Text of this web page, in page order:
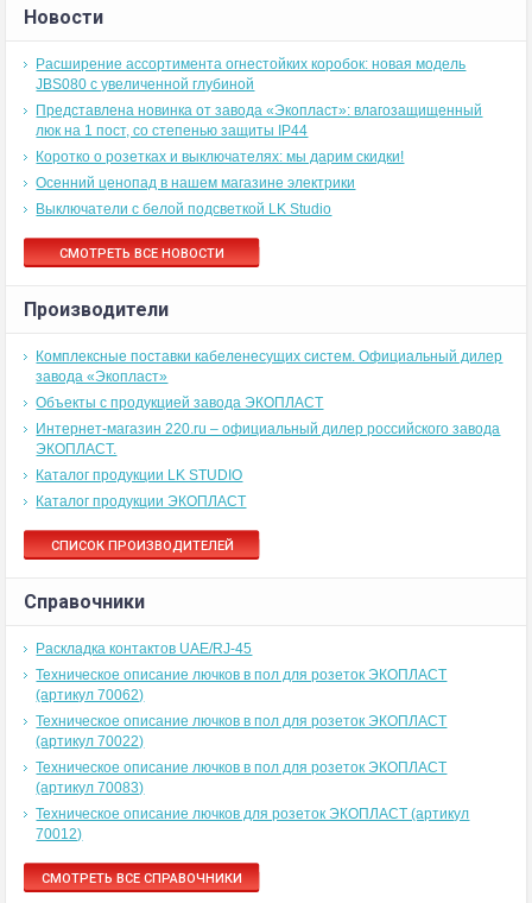
Новости
Расширение ассортимента огнестойких коробок: новая модель
JBS080 с увеличенной глубиной
Представлена новинка от завода «Экопласт»: влагозащищенный
люк на 1 пост, со степенью защиты IP44
Коротко о розетках и выключателях: мы дарим скидки!
Осенний ценопад в нашем магазине электрики
Выключатели с белой подсветкой LK Studio
СМОТРЕТЬ ВСЕ НОВОСТИ
Производители
Комплексные поставки кабеленесущих систем. Официальный дилер
завода «Экопласт»
Объекты с продукцией завода ЭКОПЛАСТ
Интернет-магазин 220.ru – официальный дилер российского завода
ЭКОПЛАСТ.
Каталог продукции LK STUDIO
Каталог продукции ЭКОПЛАСТ
СПИСОК ПРОИЗВОДИТЕЛЕЙ
Справочники
Раскладка контактов UAE/RJ-45
Техническое описание лючков в пол для розеток ЭКОПЛАСТ
(артикул 70062)
Техническое описание лючков в пол для розеток ЭКОПЛАСТ
(артикул 70022)
Техническое описание лючков в пол для розеток ЭКОПЛАСТ
(артикул 70083)
Техническое описание лючков для розеток ЭКОПЛАСТ (артикул
70012)
СМОТРЕТЬ ВСЕ СПРАВОЧНИКИ